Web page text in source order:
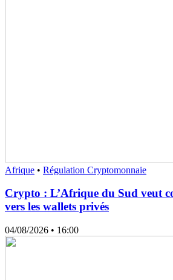
Afrique • Régulation Cryptomonnaie
Crypto : L’Afrique du Sud veut
vers les wallets privés
04/08/2026 • 16:00